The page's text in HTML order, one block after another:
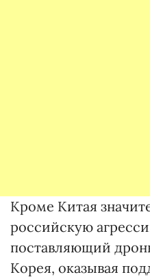
Кроме Китая
российскую
поставляющий
Корея, оказывая